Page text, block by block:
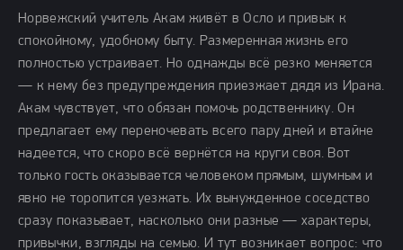
Норвежский учитель Акам живёт в Осло и привык к
спокойному, удобному быту. Размеренная жизнь его
полностью устраивает. Но однажды всё резко меняется
— к нему без предупреждения приезжает дядя из Ирана.
Акам чувствует, что обязан помочь родственнику. Он
предлагает ему переночевать всего пару дней и втайне
надеется, что скоро всё вернётся на круги своя. Вот
только гость оказывается человеком прямым, шумным и
явно не торопится уезжать. Их вынужденное соседство
сразу показывает, насколько они разные — характеры,
привычки, взгляды на семью. И тут возникает вопрос: что